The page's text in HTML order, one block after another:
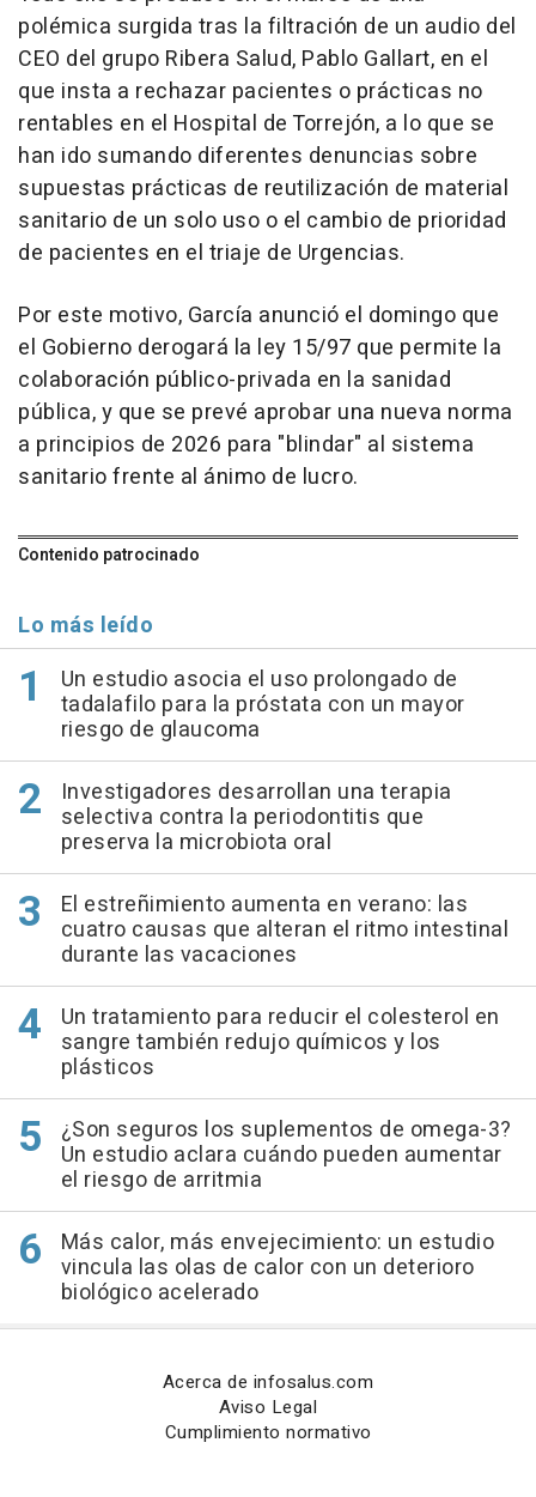
polémica surgida tras la filtración de un audio del
CEO del grupo Ribera Salud, Pablo Gallart, en el
que insta a rechazar pacientes o prácticas no
rentables en el Hospital de Torrejón, a lo que se
han ido sumando diferentes denuncias sobre
supuestas prácticas de reutilización de material
sanitario de un solo uso o el cambio de prioridad
de pacientes en el triaje de Urgencias.
Por este motivo, García anunció el domingo que
el Gobierno derogará la ley 15/97 que permite la
colaboración público-privada en la sanidad
pública, y que se prevé aprobar una nueva norma
a principios de 2026 para "blindar" al sistema
sanitario frente al ánimo de lucro.
Contenido patrocinado
Lo más leído
Un estudio asocia el uso prolongado de
tadalafilo para la próstata con un mayor
riesgo de glaucoma
Investigadores desarrollan una terapia
selectiva contra la periodontitis que
preserva la microbiota oral
El estreñimiento aumenta en verano: las
cuatro causas que alteran el ritmo intestinal
durante las vacaciones
Un tratamiento para reducir el colesterol en
sangre también redujo químicos y los
plásticos
¿Son seguros los suplementos de omega-3?
Un estudio aclara cuándo pueden aumentar
el riesgo de arritmia
Más calor, más envejecimiento: un estudio
vincula las olas de calor con un deterioro
biológico acelerado
Acerca de infosalus.com
Aviso Legal
Cumplimiento normativo